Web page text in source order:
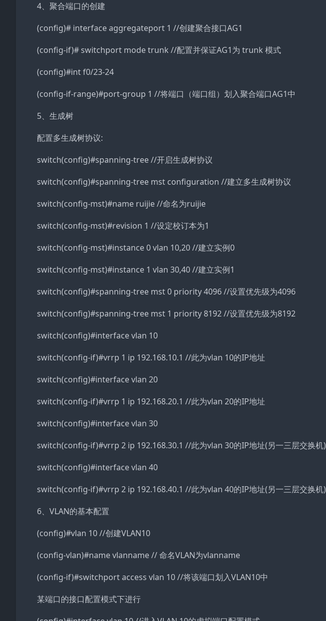
4、聚合端口的创建
(config)# interface aggregateport 1 //创建聚合接口AG1
(config-if)# switchport mode trunk //配置并保证AG1为 trunk 模式
(config)#int f0/23-24
(config-if-range)#port-group 1 //将端口（端口组）划入聚合端口AG1中
5、生成树
配置多生成树协议:
switch(config)#spanning-tree //开启生成树协议
switch(config)#spanning-tree mst configuration //建立多生成树协议
switch(config-mst)#name ruijie //命名为ruijie
switch(config-mst)#revision 1 //设定校订本为1
switch(config-mst)#instance 0 vlan 10,20 //建立实例0
switch(config-mst)#instance 1 vlan 30,40 //建立实例1
switch(config)#spanning-tree mst 0 priority 4096 //设置优先级为4096
switch(config)#spanning-tree mst 1 priority 8192 //设置优先级为8192
switch(config)#interface vlan 10
switch(config-if)#vrrp 1 ip 192.168.10.1 //此为vlan 10的IP地址
switch(config)#interface vlan 20
switch(config-if)#vrrp 1 ip 192.168.20.1 //此为vlan 20的IP地址
switch(config)#interface vlan 30
switch(config-if)#vrrp 2 ip 192.168.30.1 //此为vlan 30的IP地址(另一三层交换机)
switch(config)#interface vlan 40
switch(config-if)#vrrp 2 ip 192.168.40.1 //此为vlan 40的IP地址(另一三层交换机)
6、VLAN的基本配置
(config)#vlan 10 //创建VLAN10
(config-vlan)#name vlanname // 命名VLAN为vlanname
(config-if)#switchport access vlan 10 //将该端口划入VLAN10中
某端口的接口配置模式下进行